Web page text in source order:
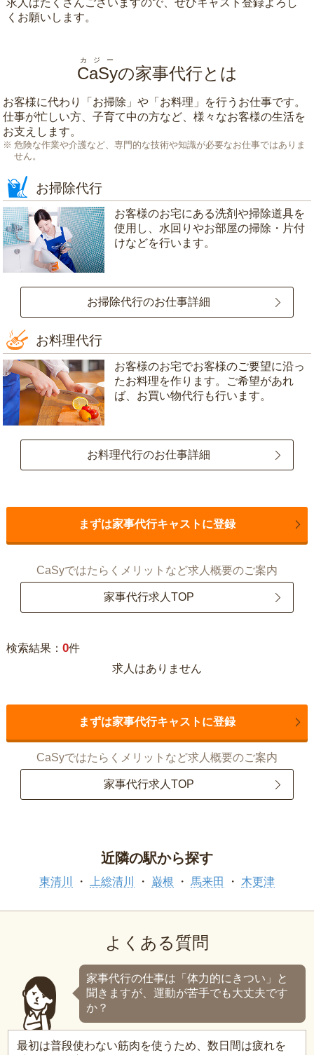
求人はたくさんございますので、ぜひキャスト登録よろし
くお願いします。
CaSy
カジー
の家事代行とは
お客様に代わり「 お掃除 」や「 お料理 」を行うお仕事です。
仕事が忙しい方、子育て中の方など、様々なお客様の生活を
お支えします。
危険な作業や介護など、専門的な技術や知識が必要なお仕事ではありま
せん。
お掃除代行
お客様のお宅にある洗剤や掃除道具を
使用し、水回りやお部屋の掃除・片付
けなどを行います。
お掃除代行のお仕事詳細
お料理代行
お客様のお宅でお客様のご要望に沿っ
たお料理を作ります。ご希望があれ
ば、お買い物代行も行います。
お料理代行のお仕事詳細
まずは家事代行キャストに登録
CaSyではたらくメリットなど求人概要のご案内
家事代行求人TOP
検索結果： 0件
求人はありません
まずは家事代行キャストに登録
CaSyではたらくメリットなど求人概要のご案内
家事代行求人TOP
近隣の駅から探す
東清川 上総清川 巌根 馬来田 木更津
よくある質問
家事代行の仕事は「体力的にきつい」と
聞きますが、運動が苦手でも大丈夫です
か？
最初は普段使わない筋肉を使うため、数日間は疲れを